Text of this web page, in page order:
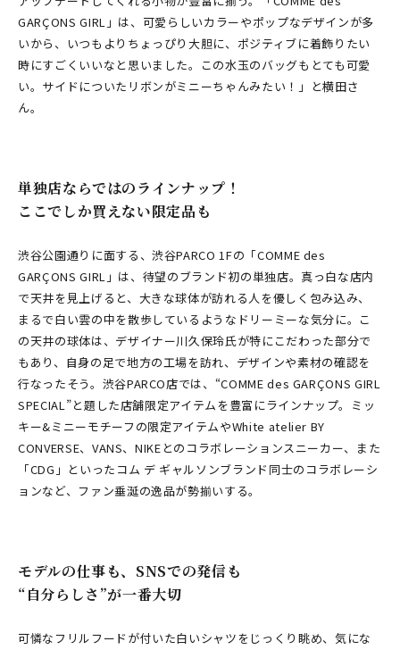
GARÇONS GIRL」は、可愛らしいカラーやポップなデザインが多
いから、いつもよりちょっぴり大胆に、ポジティブに着飾りたい
時にすごくいいなと思いました。この水玉のバッグもとても可愛
い。サイドについたリボンがミニーちゃんみたい！」と横田さ
ん。
単独店ならではのラインナップ！
ここでしか買えない限定品も
渋谷公園通りに面する、渋谷PARCO 1Fの「COMME des
GARÇONS GIRL」は、待望のブランド初の単独店。真っ白な店内
で天井を見上げると、大きな球体が訪れる人を優しく包み込み、
まるで白い雲の中を散歩しているようなドリーミーな気分に。こ
の天井の球体は、デザイナー川久保玲氏が特にこだわった部分で
もあり、自身の足で地方の工場を訪れ、デザインや素材の確認を
行なったそう。渋谷PARCO店では、“COMME des GARÇONS GIRL
SPECIAL”と題した店舗限定アイテムを豊富にラインナップ。ミッ
キー&ミニーモチーフの限定アイテムやWhite atelier BY
CONVERSE、VANS、NIKEとのコラボレーションスニーカー、また
「CDG」といったコム デ ギャルソンブランド同士のコラボレーシ
ョンなど、ファン垂涎の逸品が勢揃いする。
モデルの仕事も、SNSでの発信も
“自分らしさ”が一番大切
可憐なフリルフードが付いた白いシャツをじっくり眺め、気にな